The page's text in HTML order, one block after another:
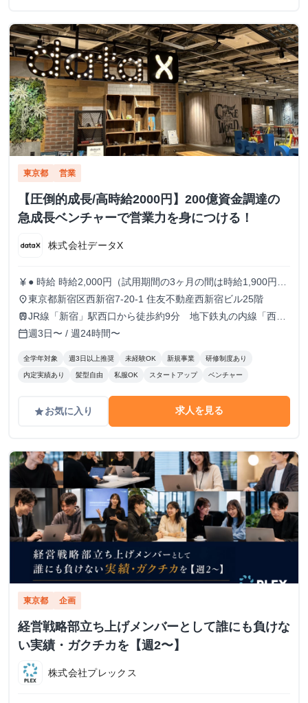
東京都 営業
【圧倒的成長/高時給2000円】200億資金調達の
急成長ベンチャーで営業力を身につける！
株式会社データX
currency_yen ● 時給 時給2,000円（試用期間の3ヶ月の間は時給1,900円）
※出勤日数に応じたボーナスもあり！！ ● 勤務時間 9:30
～18:30 ※月曜のみ10:30～19:30 ※実働8時間 ※原則残業な
たい人 どちらも大歓迎！！！
place 東京都新宿区西新宿7-20-1 住友不動産西新宿ビル25階
trainJR線「新宿」駅西口から徒歩約9分 地下鉄丸の内線「西新
宿」駅1番出口から徒歩約5分
calendar_today週3日〜 / 週24時間〜
全学年対象 週3日以上推奨 未経験OK 新規事業 研修制度あり
内定実績あり 髪型自由 私服OK スタートアップ ベンチャー
gradeお気に入り 求人を見る
東京都 企画
経営戦略部立ち上げメンバーとして誰にも負けな
い実績・ガクチカを【週2〜】
株式会社プレックス